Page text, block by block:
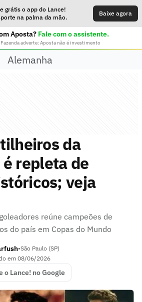
grátis o app do Lance!
na palma da mão.
Baixe agora
Aposta? Fale com o assistente.
adverte: Aposta não é investimento
Alemanha
da
repleta de
veja
reúne campeões de
do país em Copas do Mundo
•São Paulo (SP)
em 08/06/2026
o Lance! no Google